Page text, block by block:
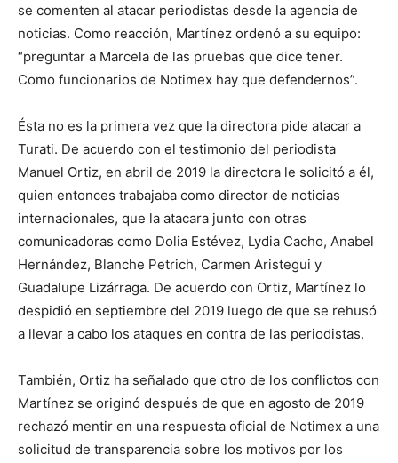
se comenten al atacar periodistas desde la agencia de
noticias. Como reacción, Martínez ordenó a su equipo:
“preguntar a Marcela de las pruebas que dice tener.
Como funcionarios de Notimex hay que defendernos”.
Ésta no es la primera vez que la directora pide atacar a
Turati. De acuerdo con el testimonio del periodista
Manuel Ortiz, en abril de 2019 la directora le solicitó a él,
quien entonces trabajaba como director de noticias
internacionales, que la atacara junto con otras
comunicadoras como Dolia Estévez, Lydia Cacho, Anabel
Hernández, Blanche Petrich, Carmen Aristegui y
Guadalupe Lizárraga. De acuerdo con Ortiz, Martínez lo
despidió en septiembre del 2019 luego de que se rehusó
a llevar a cabo los ataques en contra de las periodistas.
También, Ortiz ha señalado que otro de los conflictos con
Martínez se originó después de que en agosto de 2019
rechazó mentir en una respuesta oficial de Notimex a una
solicitud de transparencia sobre los motivos por los